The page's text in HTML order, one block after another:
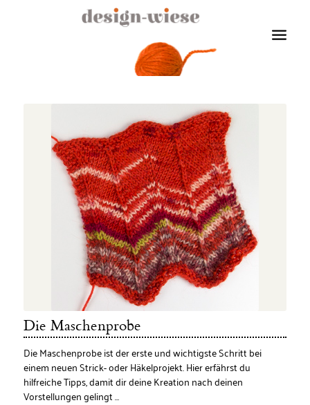
Die Maschenprobe
Die Maschenprobe ist der erste und wichtigste Schritt bei
einem neuen Strick- oder Häkelprojekt. Hier erfährst du
hilfreiche Tipps, damit dir deine Kreation nach deinen
Vorstellungen gelingt …